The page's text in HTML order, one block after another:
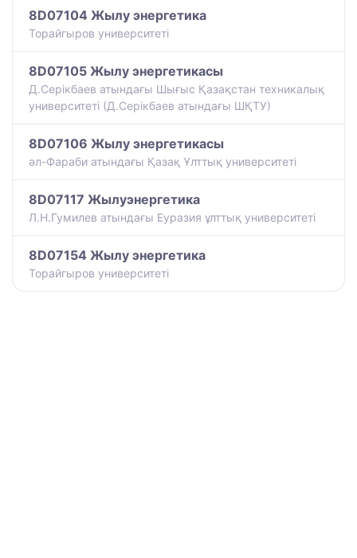
8D07104 Жылу энергетика
Торайгыров университеті
8D07105 Жылу энергетикасы
Д.Серікбаев атындағы Шығыс Қазақстан техникалық
университеті (Д.Серікбаев атындағы ШҚТУ)
8D07106 Жылу энергетикасы
әл-Фараби атындағы Қазақ Ұлттық университеті
8D07117 Жылуэнергетика
Л.Н.Гумилев атындағы Еуразия ұлттық университеті
8D07154 Жылу энергетика
Торайгыров университеті